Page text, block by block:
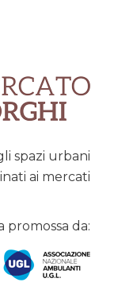
spazi urbani
ai mercati
promossa da: